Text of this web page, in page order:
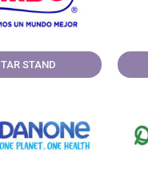
STAND